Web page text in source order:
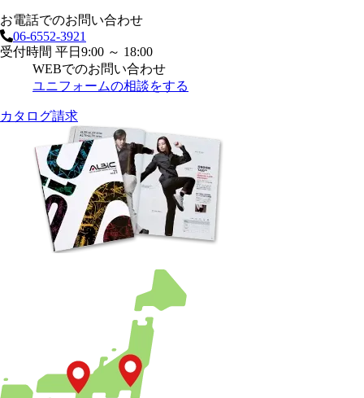
お電話でのお問い合わせ
06-6552-3921
受付時間 平日9:00 ～ 18:00
WEBでのお問い合わせ
ユニフォームの相談をする
カタログ請求